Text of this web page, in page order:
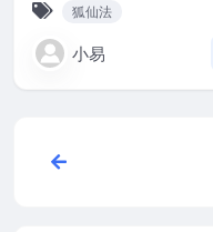
狐仙法
小易